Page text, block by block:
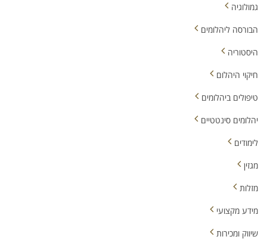
גמולוגיה
הבורסה ליהלומים
היסטוריה
חיקוי היהלום
טיפולים ביהלומים
יהלומים סינטטיים
לימודים
מגזין
מזלות
מידע מקצועי
שיווק ומכירות